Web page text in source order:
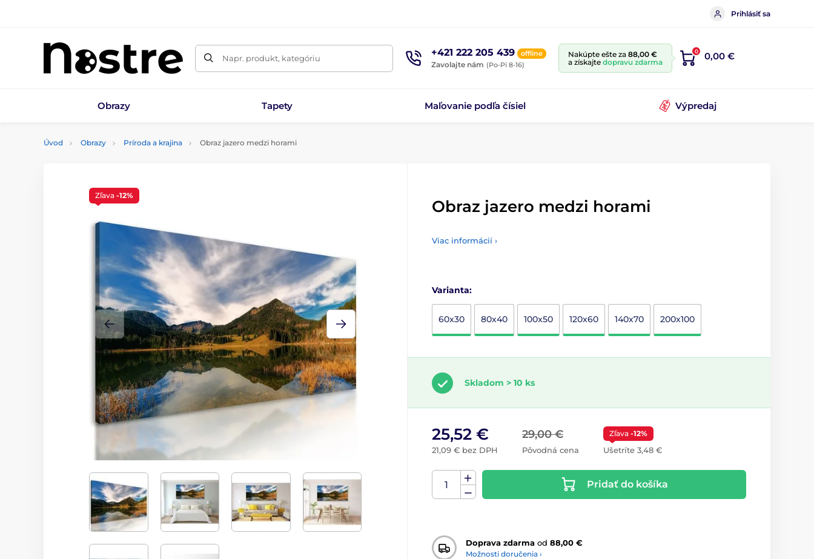
Prihlásiť sa
Napr. produkt, kategóriu +421 222 205 439 offline
Zavolajte nám (Po-Pi 8-16)
Nakúpte ešte za 88,00 €
a získajte dopravu zdarma
0 0,00 €
Obrazy Tapety Maľovanie podľa čísiel Výpredaj
Úvod Obrazy Príroda a krajina Obraz jazero medzi horami
Zľava -12%
Obraz jazero medzi horami
Viac informácií ›
Varianta:
60x30 80x40 100x50 120x60 140x70 200x100
Skladom > 10 ks
29,00 €
Pôvodná cena
25,52 €
21,09 € bez DPH
Zľava -12%
Ušetríte 3,48 €
Pridať do košíka
Doprava zdarma od 88,00 €
Možnosti doručenia ›